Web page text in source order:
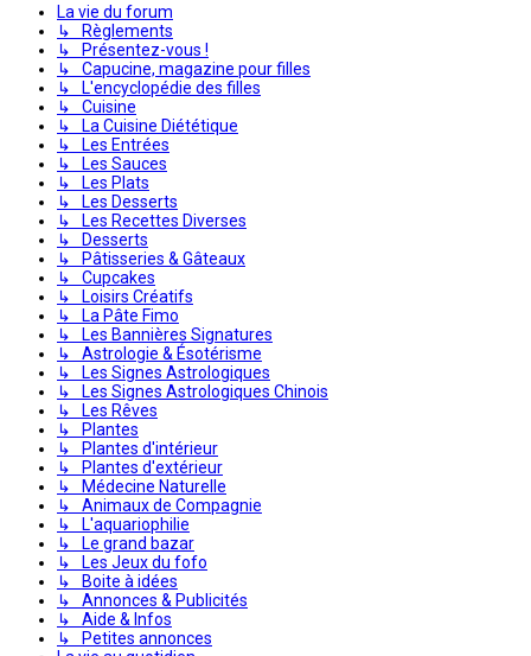
La vie du forum
↳ Règlements
↳ Présentez-vous !
↳ Capucine, magazine pour filles
↳ L'encyclopédie des filles
↳ Cuisine
↳ La Cuisine Diététique
↳ Les Entrées
↳ Les Sauces
↳ Les Plats
↳ Les Desserts
↳ Les Recettes Diverses
↳ Desserts
↳ Pâtisseries & Gâteaux
↳ Cupcakes
↳ Loisirs Créatifs
↳ La Pâte Fimo
↳ Les Bannières Signatures
↳ Astrologie & Ésotérisme
↳ Les Signes Astrologiques
↳ Les Signes Astrologiques Chinois
↳ Les Rêves
↳ Plantes
↳ Plantes d'intérieur
↳ Plantes d'extérieur
↳ Médecine Naturelle
↳ Animaux de Compagnie
↳ L'aquariophilie
↳ Le grand bazar
↳ Les Jeux du fofo
↳ Boite à idées
↳ Annonces & Publicités
↳ Aide & Infos
↳ Petites annonces